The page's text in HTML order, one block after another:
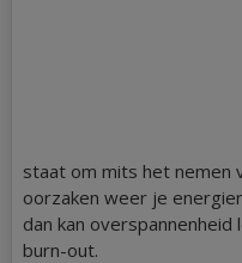
staat om mits het nemen
oorzaken weer je
dan kan
burn-out.